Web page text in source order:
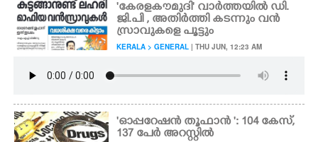
'കേരളകൗമുദി' വാർത്തയിൽ ഡി.
ജി.പി ,​ അതിർത്തി കടന്നും വൻ
സ്രാവുകളെ പൂട്ടും
KERALA > GENERAL | THU JUN, 12:23 AM
'ഓപ്പറേഷൻ തൂഫാൻ ': 104 കേസ്,
137 പേർ അറസ്റ്റിൽ